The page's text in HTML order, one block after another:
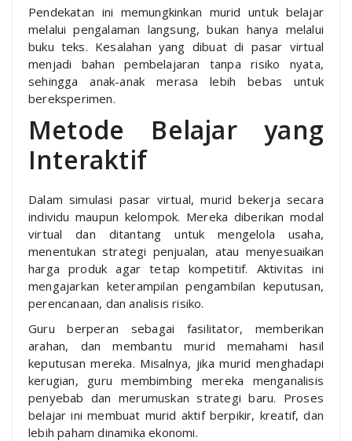
Pendekatan ini memungkinkan murid untuk belajar
melalui pengalaman langsung, bukan hanya melalui
buku teks. Kesalahan yang dibuat di pasar virtual
menjadi bahan pembelajaran tanpa risiko nyata,
sehingga anak-anak merasa lebih bebas untuk
bereksperimen.
Metode Belajar yang
Interaktif
Dalam simulasi pasar virtual, murid bekerja secara
individu maupun kelompok. Mereka diberikan modal
virtual dan ditantang untuk mengelola usaha,
menentukan strategi penjualan, atau menyesuaikan
harga produk agar tetap kompetitif. Aktivitas ini
mengajarkan keterampilan pengambilan keputusan,
perencanaan, dan analisis risiko.
Guru berperan sebagai fasilitator, memberikan
arahan, dan membantu murid memahami hasil
keputusan mereka. Misalnya, jika murid menghadapi
kerugian, guru membimbing mereka menganalisis
penyebab dan merumuskan strategi baru. Proses
belajar ini membuat murid aktif berpikir, kreatif, dan
lebih paham dinamika ekonomi.